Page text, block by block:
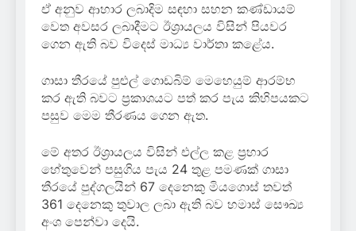
ඒ අනුව ආහාර ලබාදිම සඳහා සහන කණ්ඩායම්
වෙත අවසර ලබාදීමට ඊශ්‍රායලය විසින් පියවර
ගෙන ඇති බව විදෙස් මාධ්‍ය වාර්තා කළේය.
ගාසා තීරයේ පුළුල් ගොඩබිම් මෙහෙයුම් ආරම්භ
කර ඇති බවට ප්‍රකාශයට පත් කර පැය කිහිපයකට
පසුව මෙම තීරණය ගෙන ඇත.
මේ අතර ඊශ්‍රායලය විසින් එල්ල කළ ප්‍රහාර
හේතුවෙන් පසුගිය පැය 24 තුළ පමණක් ගාසා
තීරයේ පුද්ගලයින් 67 දෙනෙකු මියගොස් තවත්
361 දෙනෙකු තුවාල ලබා ඇති බව හමාස් සෞඛ්‍ය
අංශ පෙන්වා දෙයි.